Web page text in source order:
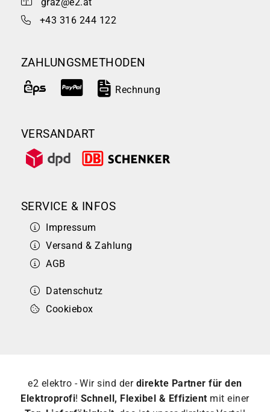
+43 316 244 122
ZAHLUNGSMETHODEN
Rechnung
VERSANDART
SERVICE & INFOS
Impressum
Versand & Zahlung
AGB
Datenschutz
Cookiebox
e2 elektro - Wir sind der direkte Partner für den
Elektroprofi! Schnell, Flexibel & Effizient mit einer